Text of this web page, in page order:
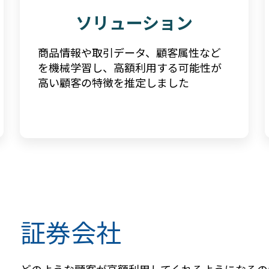
ソリューション
商品情報や取引データ、顧客属性など
を機械学習し、高額利用する可能性が
高い顧客の特徴を推定しました
証券会社